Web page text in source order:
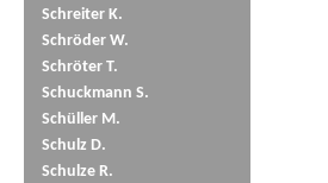
Schreiter K.
Schröder W.
Schröter T.
Schuckmann S.
Schüller M.
Schulz D.
Schulze R.